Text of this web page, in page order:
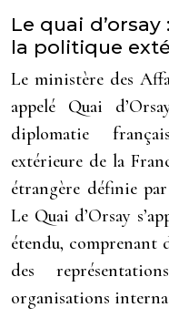
Le quai
la politique
Le ministère des
appelé Quai
diplomatie
extérieure de la
étrangère définie
Le Quai d’Orsay
étendu, comprenant
des
organisations